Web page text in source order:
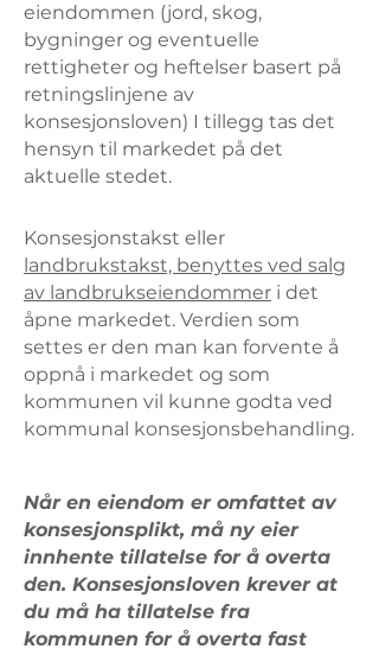
eiendommen (jord, skog,
bygninger og eventuelle
rettigheter og heftelser basert på
retningslinjene av
konsesjonsloven) I tillegg tas det
hensyn til markedet på det
aktuelle stedet.
‍Når en eiendom er omfattet av
konsesjonsplikt, må ny eier
innhente tillatelse for å overta
den. Konsesjonsloven krever at
du må ha tillatelse fra
kommunen for å overta fast
Konsesjonstakst eller
landbrukstakst, benyttes ved salg
av landbrukseiendommer i det
åpne markedet. Verdien som
settes er den man kan forvente å
oppnå i markedet og som
kommunen vil kunne godta ved
kommunal konsesjonsbehandling.